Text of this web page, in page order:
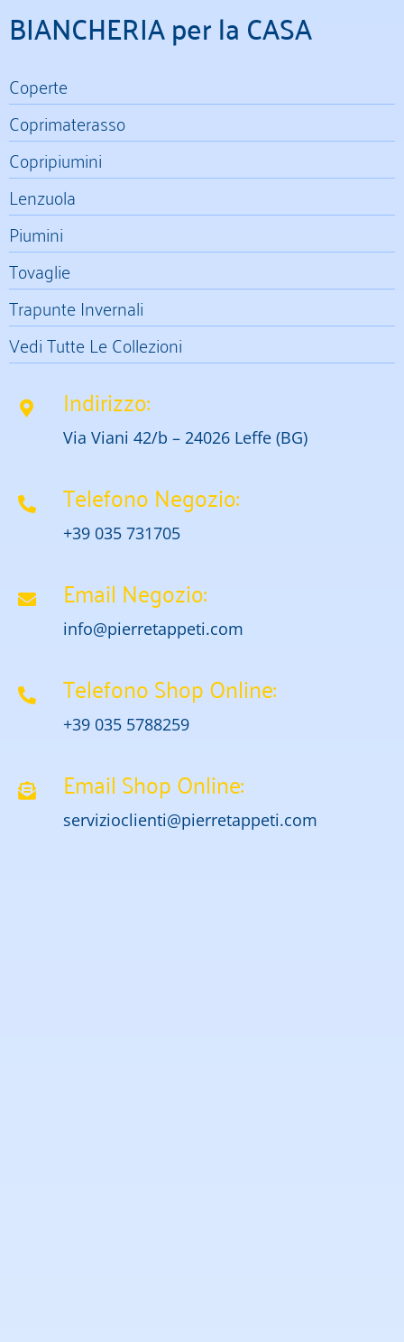
BIANCHERIA per la CASA
Coperte
Coprimaterasso
Copripiumini
Lenzuola
Piumini
Tovaglie
Trapunte Invernali
Vedi Tutte Le Collezioni
Indirizzo:
Via Viani 42/b – 24026 Leffe (BG)
Telefono Negozio:
+39 035 731705
Email Negozio:
info@pierretappeti.com
Telefono Shop Online:
+39 035 5788259
Email Shop Online:
servizioclienti@pierretappeti.com